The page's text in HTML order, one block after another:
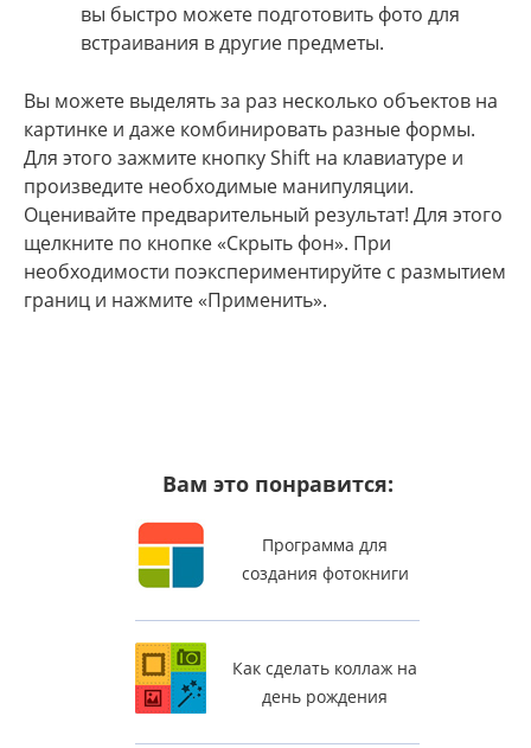
вы быстро можете подготовить фото для
встраивания в другие предметы.
Вы можете выделять за раз несколько объектов на
картинке и даже комбинировать разные формы.
Для этого зажмите кнопку Shift на клавиатуре и
произведите необходимые манипуляции.
Оценивайте предварительный результат! Для этого
щелкните по кнопке «Скрыть фон». При
необходимости поэкспериментируйте с размытием
границ и нажмите «Применить».
Вам это понравится:
Программа для
создания фотокниги
Как сделать коллаж на
день рождения